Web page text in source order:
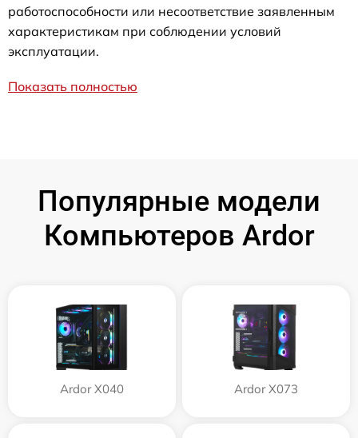
работоспособности или несоответствие заявленным
характеристикам при соблюдении условий
эксплуатации.
Показать полностью
Популярные модели
Компьютеров Ardor
Ardor X040 Ardor X073